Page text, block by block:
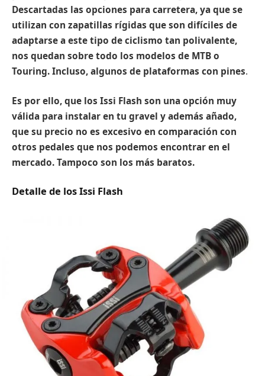
Descartadas las opciones para carretera, ya que se
utilizan con zapatillas rígidas que son difíciles de
adaptarse a este tipo de ciclismo tan polivalente,
nos quedan sobre todo los modelos de MTB o
Touring. Incluso, algunos de plataformas con pines.
Es por ello, que los Issi Flash son una opción muy
válida para instalar en tu gravel y además añado,
que su precio no es excesivo en comparación con
otros pedales que nos podemos encontrar en el
mercado. Tampoco son los más baratos.
Detalle de los Issi Flash